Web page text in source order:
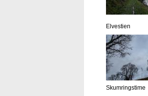
Elvestien
Skumringstime